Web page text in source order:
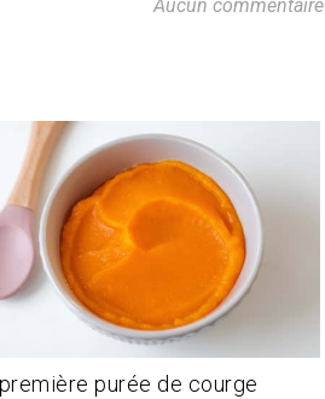
Aucun commentaire
purée de courge